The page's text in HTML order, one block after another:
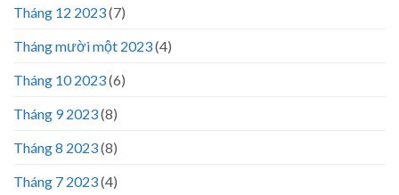
Tháng 12 2023(7)
Tháng mười một 2023(4)
Tháng 10 2023(6)
Tháng 9 2023(8)
Tháng 8 2023(8)
Tháng 7 2023(4)